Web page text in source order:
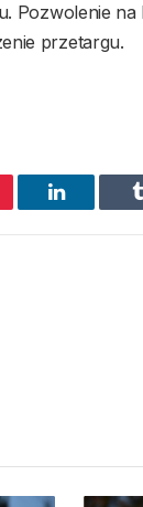
Pozwolenie na
przetargu.
LinkedIn